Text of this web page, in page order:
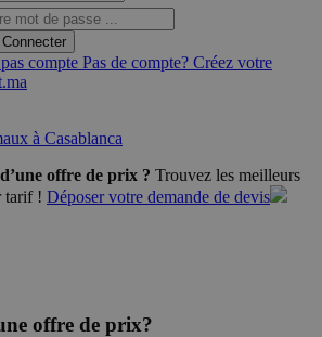
Connecter
Pas de compte? Créez votre
à Casablanca
offre de prix ? Trouvez les meilleurs
tarif ! Déposer votre demande de devis
offre de prix?